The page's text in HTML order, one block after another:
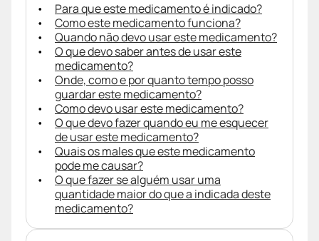
Para que este medicamento é indicado?
Como este medicamento funciona?
Quando não devo usar este medicamento?
O que devo saber antes de usar este
medicamento?
Onde, como e por quanto tempo posso
guardar este medicamento?
Como devo usar este medicamento?
O que devo fazer quando eu me esquecer
de usar este medicamento?
Quais os males que este medicamento
pode me causar?
O que fazer se alguém usar uma
quantidade maior do que a indicada deste
medicamento?